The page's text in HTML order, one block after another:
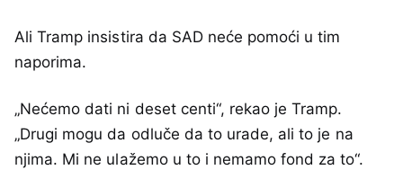
Ali Tramp insistira da SAD neće pomoći u tim
naporima.
„Nećemo dati ni deset centi“, rekao je Tramp.
„Drugi mogu da odluče da to urade, ali to je na
njima. Mi ne ulažemo u to i nemamo fond za to“.